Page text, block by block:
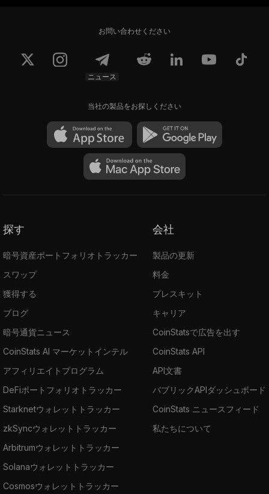
お問い合わせください
ニュース
当社の製品をお探しください
探す
暗号資産ポートフォリオトラッカー
スワップ
獲得する
ブログ
暗号通貨ニュース
CoinStats AI マーケットインテル
アフィリエイトプログラム
DeFiポートフォリオトラッカー
Starknetウォレットトラッカー
zkSyncウォレットトラッカー
Arbitrumウォレットトラッカー
Solanaウォレットトラッカー
Cosmosウォレットトラッカー
会社
製品の更新
料金
プレスキット
キャリア
CoinStatsで広告を出す
CoinStats API
API文書
パブリックAPIダッシュボード
CoinStats ニュースフィード
私たちについて